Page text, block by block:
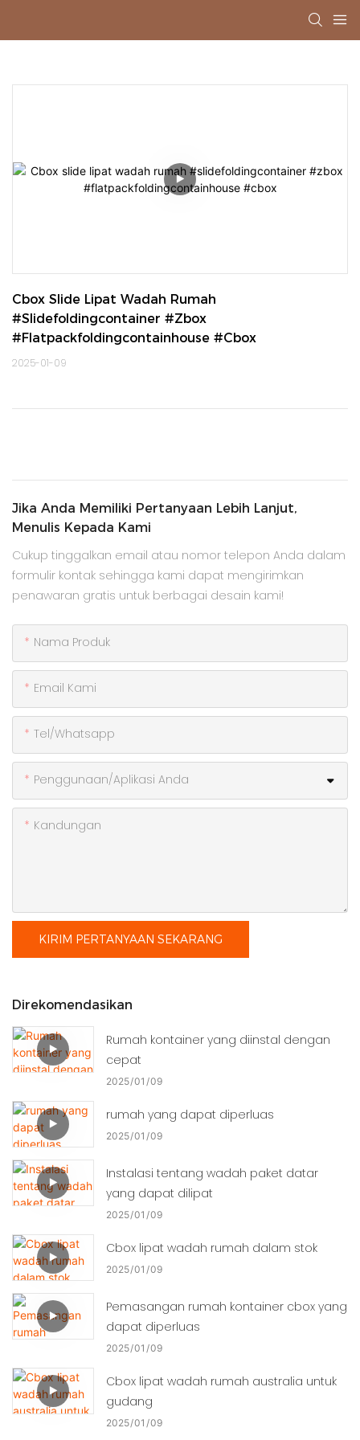
Cbox Slide Lipat Wadah Rumah
#slidefoldingcontainer #zbox
#flatpackfoldingcontainhouse #cbox
2025-01-09
Jika Anda Memiliki Pertanyaan Lebih Lanjut,
Menulis Kepada Kami
Cukup tinggalkan email atau nomor telepon Anda dalam
formulir kontak sehingga kami dapat mengirimkan
penawaran gratis untuk berbagai desain kami!
Nama Produk
Email Kami
Tel/whatsapp
Penggunaan/Aplikasi Anda
Kandungan
KIRIM PERTANYAAN SEKARANG
Direkomendasikan
Rumah kontainer yang diinstal dengan
cepat
2025 01 09
rumah yang dapat diperluas
2025 01 09
Instalasi tentang wadah paket datar
yang dapat dilipat
2025 01 09
Cbox lipat wadah rumah dalam stok
2025 01 09
Pemasangan rumah kontainer cbox yang
dapat diperluas
2025 01 09
Cbox lipat wadah rumah australia untuk
gudang
2025 01 09